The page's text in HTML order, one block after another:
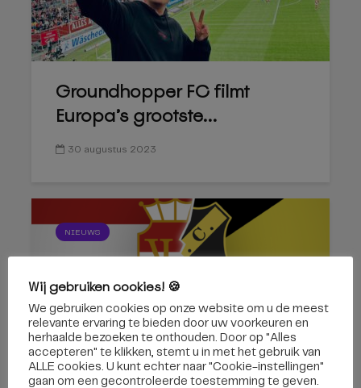
Groundhopper FC filmt
Europa’s grootste...
30 augustus 2023
NIEUWS
Vier goals tegen NAC: ‘Hun
voorstopper wordt nog...
Wij gebruiken cookies! 🍪
We gebruiken cookies op onze website om u de meest
relevante ervaring te bieden door uw voorkeuren en
herhaalde bezoeken te onthouden. Door op "Alles
accepteren" te klikken, stemt u in met het gebruik van
ALLE cookies. U kunt echter naar "Cookie-instellingen"
gaan om een ​​gecontroleerde toestemming te geven.